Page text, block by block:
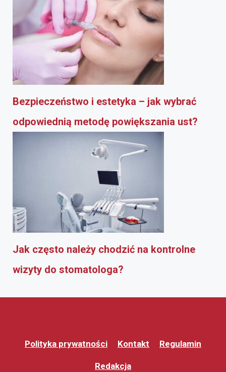
Bezpieczeństwo i estetyka – jak wybrać
odpowiednią metodę powiększania ust?
Jak często należy chodzić na kontrolne
wizyty do stomatologa?
Polityka prywatności Kontakt Regulamin
Redakcja